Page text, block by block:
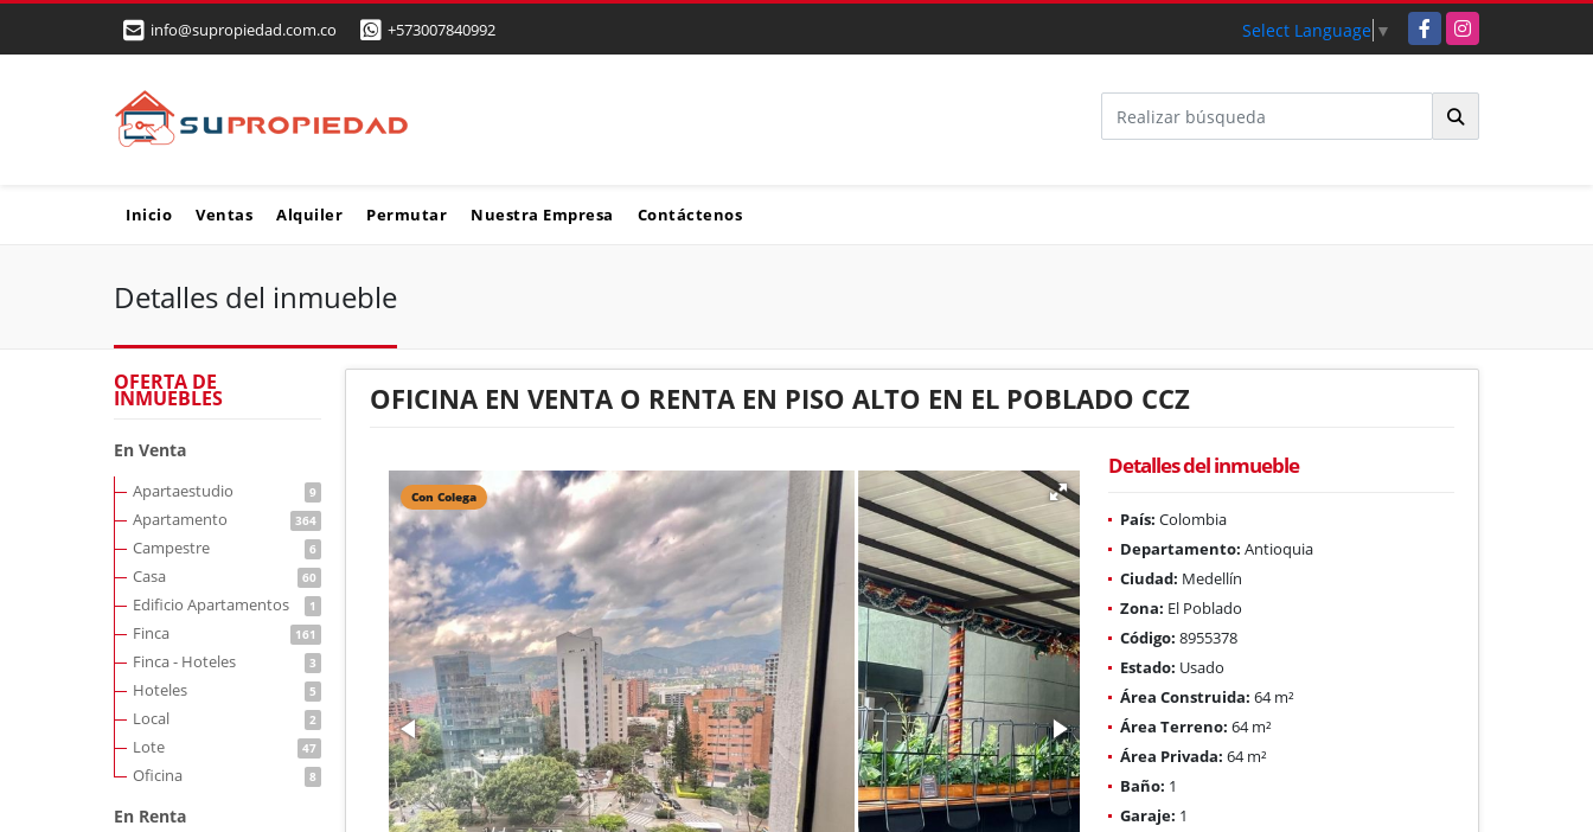
info@supropiedad.com.co +573007840992 Select Language ▼ FacebookInstagram
Inicio Ventas Alquiler Permutar Nuestra Empresa Contáctenos
Detalles del inmueble
OFERTA DE
INMUEBLES
En Venta
Apartaestudio 9
Apartamento 364
Campestre 6
Casa 60
Edificio Apartamentos 1
Finca 161
Finca - Hoteles 3
Hoteles 5
Local 2
Lote 47
Oficina 8
En Renta
OFICINA EN VENTA O RENTA EN PISO ALTO EN EL POBLADO CCZ
Con Colega
Detalles del inmueble
País: Colombia
Departamento: Antioquia
Ciudad: Medellín
Zona: El Poblado
Código: 8955378
Estado: Usado
Área Construida: 64 m²
Área Terreno: 64 m²
Área Privada: 64 m²
Baño: 1
Garaje: 1